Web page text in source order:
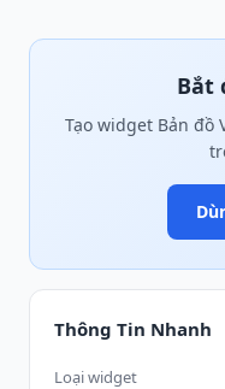
Bắt
Tạo widget Bản đồ
Thông Tin Nhanh
Loại widget